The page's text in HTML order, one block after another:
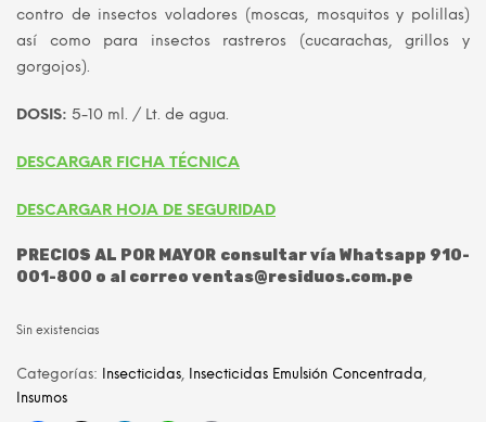
contro de insectos voladores (moscas, mosquitos y polillas)
así como para insectos rastreros (cucarachas, grillos y
gorgojos).
DOSIS: 5-10 ml. / Lt. de agua.
DESCARGAR FICHA TÉCNICA
DESCARGAR HOJA DE SEGURIDAD
PRECIOS AL POR MAYOR consultar vía Whatsapp 910-
001-800 o al correo ventas@residuos.com.pe
Sin existencias
Categorías: Insecticidas, Insecticidas Emulsión Concentrada,
Insumos